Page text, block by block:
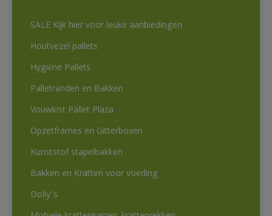
SALE Kijk hier voor leuke aanbiedingen
Houtvezel pallets
Hygiëne Pallets
Palletranden en Bakken
Vouwkist Pallet Plaza
Opzetframes en Gitterboxen
Kunststof stapelbakken
Bakken en Kratten voor voeding
Dolly’s